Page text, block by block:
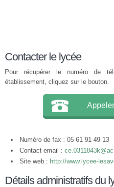
Contacter le lycée
Pour récupérer le numéro de
établissement, cliquez sur le bouton.
Numéro de fax : 05 61 91 49 13
Contact email :
Site web : http://www.lycee-
Détails administratifs du